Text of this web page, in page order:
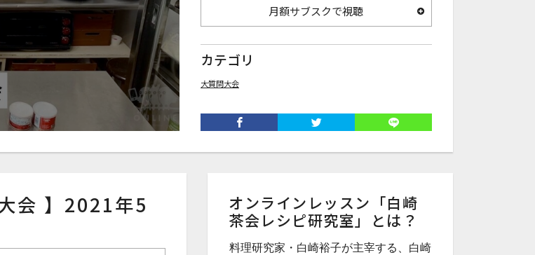
月額サブスクで視聴
カテゴリ
大質問大会
会 】2021年5
オンラインレッスン「白崎
茶会レシピ研究室」とは？
料理研究家・白崎裕子が主宰する、白崎